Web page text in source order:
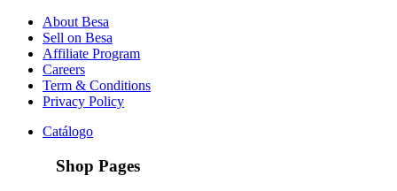
About Besa
Sell on Besa
Affiliate Program
Careers
Term & Conditions
Privacy Policy
Catálogo
Shop Pages